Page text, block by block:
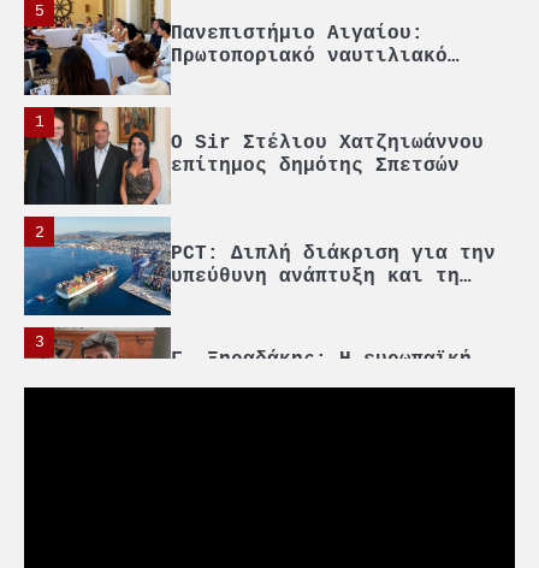
5
Πανεπιστήμιο Αιγαίου:
Πρωτοποριακό ναυτιλιακό
1
O Sir Στέλιου Χατζηιωάννου
επίτημος δημότης Σπετσών
2
PCT: Διπλή διάκριση για την
υπεύθυνη ανάπτυξη και τη
3
Γ. Ξηραδάκης: Η ευρωπαϊκή
στρατηγική αυτονομία περνά